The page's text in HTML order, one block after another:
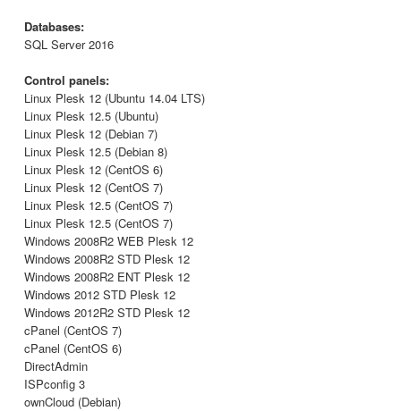
Databases:
SQL Server 2016
Control panels:
Linux Plesk 12 (Ubuntu 14.04 LTS)
Linux Plesk 12.5 (Ubuntu)
Linux Plesk 12 (Debian 7)
Linux Plesk 12.5 (Debian 8)
Linux Plesk 12 (CentOS 6)
Linux Plesk 12 (CentOS 7)
Linux Plesk 12.5 (CentOS 7)
Linux Plesk 12.5 (CentOS 7)
Windows 2008R2 WEB Plesk 12
Windows 2008R2 STD Plesk 12
Windows 2008R2 ENT Plesk 12
Windows 2012 STD Plesk 12
Windows 2012R2 STD Plesk 12
cPanel (CentOS 7)
cPanel (CentOS 6)
DirectAdmin
ISPconfig 3
ownCloud (Debian)